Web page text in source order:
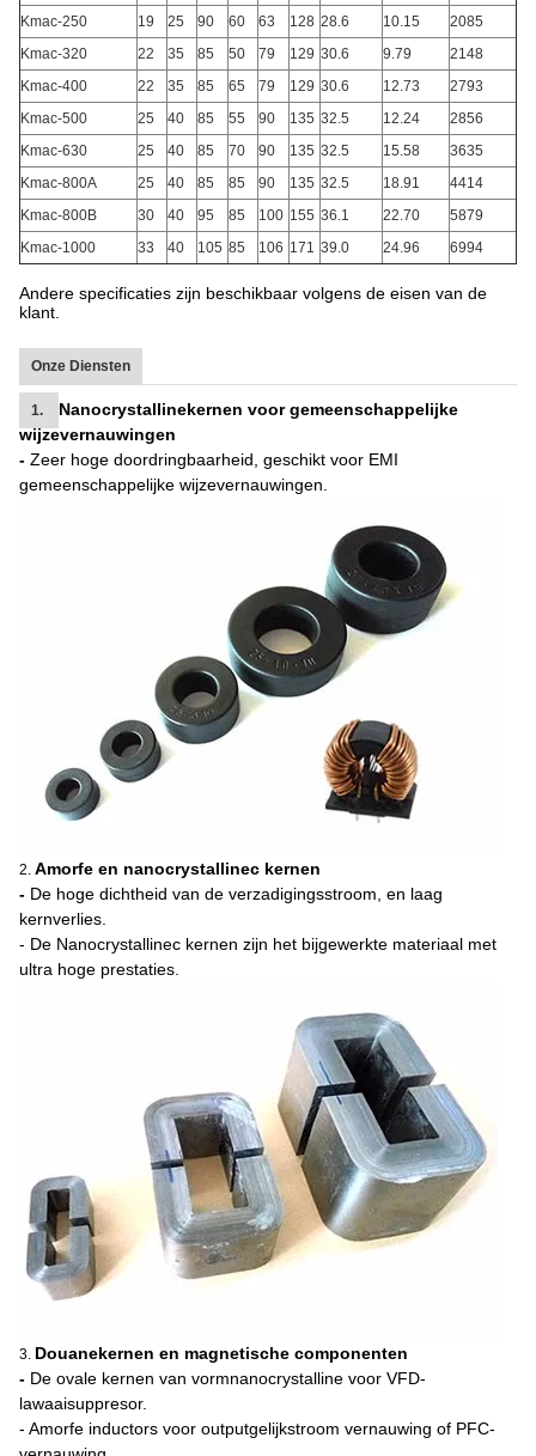
Kmac-250
19 25 90 60 63 128 28.6 10.15
2085
Kmac-320
22 35 85 50 79 129 30.6 9.79
2148
Kmac-400
22 35 85 65 79 129 30.6 12.73
2793
Kmac-500
25 40 85 55 90 135 32.5 12.24
2856
Kmac-630
25 40 85 70 90 135 32.5 15.58
3635
Kmac-800A
25 40 85 85 90 135 32.5 18.91
4414
Kmac-800B
30 40 95 85 100 155 36.1 22.70
5879
Kmac-1000
33 40 105 85 106 171 39.0 24.96 6994
Andere specificaties zijn beschikbaar volgens de eisen van de
klant.
Onze Diensten
1.
Nanocrystallinekernen voor gemeenschappelijke
wijzevernauwingen
- Zeer hoge doordringbaarheid, geschikt voor EMI
gemeenschappelijke wijzevernauwingen.
2. Amorfe en nanocrystallinec kernen
- De hoge dichtheid van de verzadigingsstroom, en laag
kernverlies.
- De Nanocrystallinec kernen zijn het bijgewerkte materiaal met
ultra hoge prestaties.
3. Douanekernen en magnetische componenten
- De ovale kernen van vormnanocrystalline voor VFD-
lawaaisuppresor.
- Amorfe inductors voor outputgelijkstroom vernauwing of PFC-